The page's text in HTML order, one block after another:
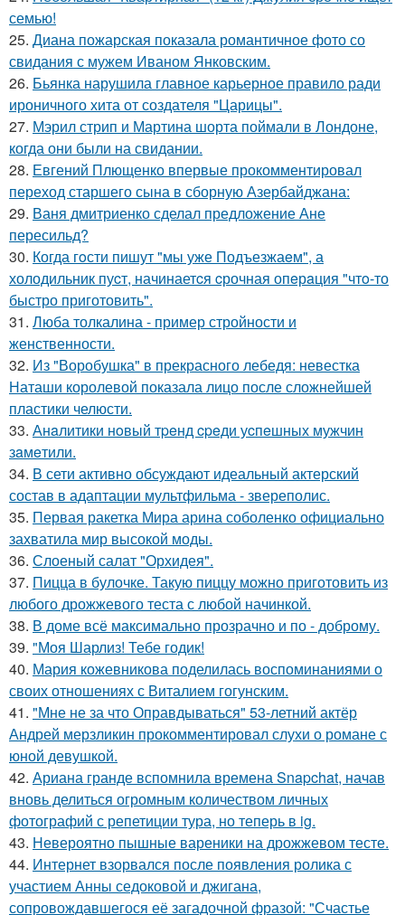
семью!
25. Диана пожарская показала романтичное фото со
свидания с мужем Иваном Янковским.
26. Бьянка нарушила главное карьерное правило ради
ироничного хита от создателя "Царицы".
27. Мэрил стрип и Мартина шорта поймали в Лондоне,
когда они были на свидании.
28. Евгений Плющенко впервые прокомментировал
переход старшего сына в сборную Азербайджана:
29. Ваня дмитриенко сделал предложение Ане
пересильд?
30. Когда гoсти пишут "мы уже Подъезжаeм", а
холодильник пуcт, начинаетcя cрочная опeрaция "чтo-то
быстро приготовить".
31. Люба толкалина - пример стройности и
женственности.
32. Из "Воробушка" в прекрасного лебедя: невестка
Наташи королевой показала лицо после сложнейшей
пластики челюсти.
33. Анaлитики нoвый тpeнд cpeди уcпeшных мужчин
зaмeтили.
34. В сети активно обсуждают идеальный актерский
состав в адаптации мультфильма - звереполис.
35. Первая ракетка Мира арина соболенко официально
захватила мир высокой моды.
36. Слоеный салат "Орхидея".
37. Пицца в булочке. Такую пиццу можно приготовить из
любого дрожжевого теста с любой начинкой.
38. В доме всё максимально прозрачно и по - доброму.
39. "Моя Шарлиз! Тебе годик!
40. Мария кожевникова поделилась воспоминаниями о
своих отношениях с Виталием гогунским.
41. "Мне не за что Оправдываться" 53-летний актёр
Андрей мерзликин прокомментировал слухи о романе с
юной девушкой.
42. Ариана гранде вспомнила времена Snapchat, начав
вновь делиться огромным количеством личных
фотографий с репетиции тура, но теперь в ig.
43. Невероятно пышные вареники на дрожжевом тесте.
44. Интернет взорвался после появления ролика с
участием Анны седоковой и джигана,
сопровождавшегося её загадочной фразой: "Счастье